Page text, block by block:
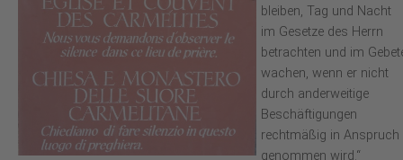
bleiben, Tag und Nacht
im Gesetze des Herrn
betrachten und im
wachen, wenn er nicht
durch anderweitige
Beschäftigungen
rechtmäßig in Anspruch
genommen wird.“